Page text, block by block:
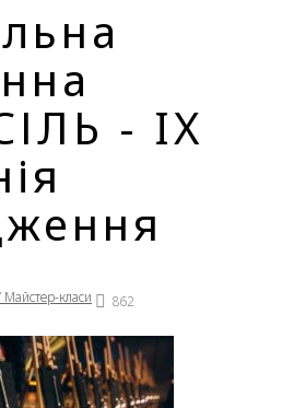
- IX
класи 862